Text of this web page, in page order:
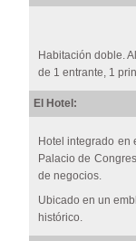
Habitación doble.
de 1 entrante, 1
El Hotel:
Hotel integrado en
Palacio de
de negocios.
Ubicado en un
histórico.